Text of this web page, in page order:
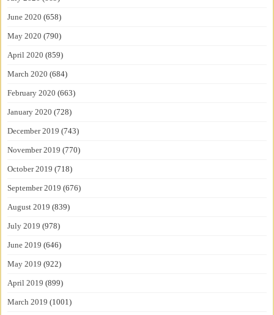
June 2020 (658)
May 2020 (790)
April 2020 (859)
March 2020 (684)
February 2020 (663)
January 2020 (728)
December 2019 (743)
November 2019 (770)
October 2019 (718)
September 2019 (676)
August 2019 (839)
July 2019 (978)
June 2019 (646)
May 2019 (922)
April 2019 (899)
March 2019 (1001)